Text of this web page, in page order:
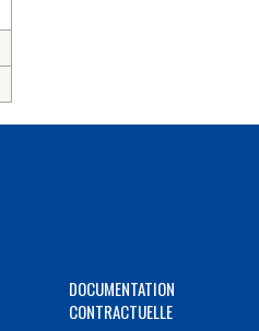
DOCUMENTATION
CONTRACTUELLE